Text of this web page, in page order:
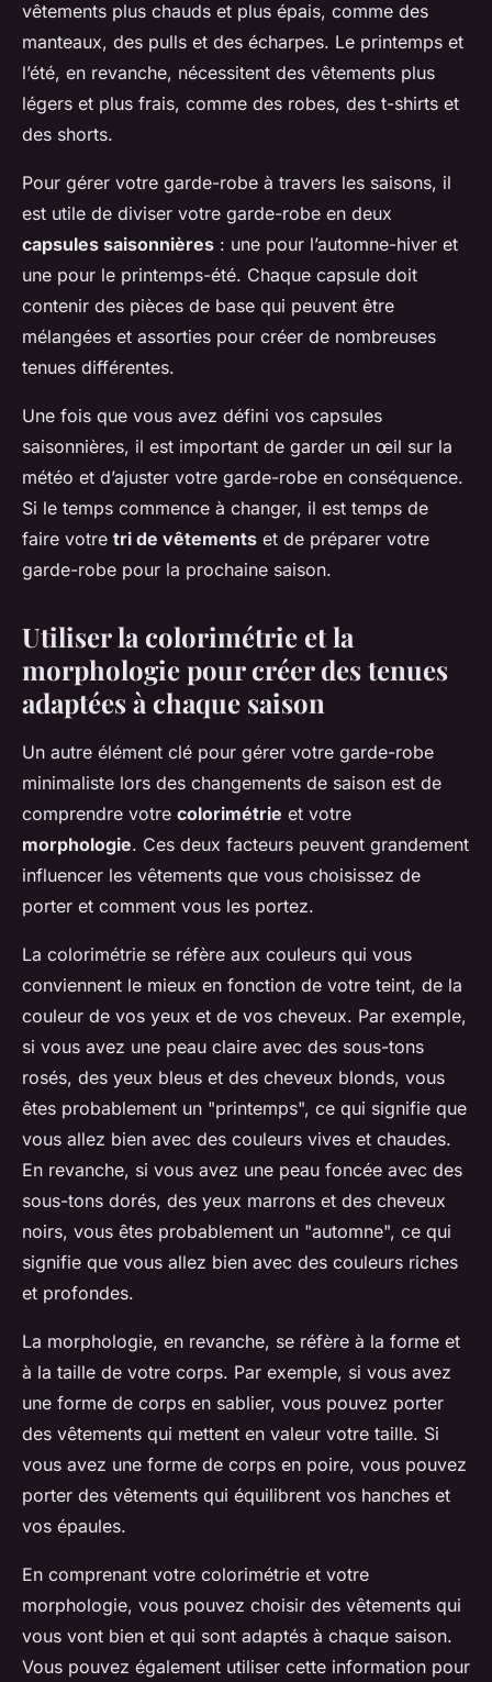
vêtements plus chauds et plus épais, comme des
manteaux, des pulls et des écharpes. Le printemps et
l’été, en revanche, nécessitent des vêtements plus
légers et plus frais, comme des robes, des t-shirts et
des shorts.
Pour gérer votre garde-robe à travers les saisons, il
est utile de diviser votre garde-robe en deux
capsules saisonnières : une pour l’automne-hiver et
une pour le printemps-été. Chaque capsule doit
contenir des pièces de base qui peuvent être
mélangées et assorties pour créer de nombreuses
tenues différentes.
Une fois que vous avez défini vos capsules
saisonnières, il est important de garder un œil sur la
météo et d’ajuster votre garde-robe en conséquence.
Si le temps commence à changer, il est temps de
faire votre tri de vêtements et de préparer votre
garde-robe pour la prochaine saison.
Utiliser la colorimétrie et la
morphologie pour créer des tenues
adaptées à chaque saison
Un autre élément clé pour gérer votre garde-robe
minimaliste lors des changements de saison est de
comprendre votre colorimétrie et votre
morphologie. Ces deux facteurs peuvent grandement
influencer les vêtements que vous choisissez de
porter et comment vous les portez.
La colorimétrie se réfère aux couleurs qui vous
conviennent le mieux en fonction de votre teint, de la
couleur de vos yeux et de vos cheveux. Par exemple,
si vous avez une peau claire avec des sous-tons
rosés, des yeux bleus et des cheveux blonds, vous
êtes probablement un "printemps", ce qui signifie que
vous allez bien avec des couleurs vives et chaudes.
En revanche, si vous avez une peau foncée avec des
sous-tons dorés, des yeux marrons et des cheveux
noirs, vous êtes probablement un "automne", ce qui
signifie que vous allez bien avec des couleurs riches
et profondes.
La morphologie, en revanche, se réfère à la forme et
à la taille de votre corps. Par exemple, si vous avez
une forme de corps en sablier, vous pouvez porter
des vêtements qui mettent en valeur votre taille. Si
vous avez une forme de corps en poire, vous pouvez
porter des vêtements qui équilibrent vos hanches et
vos épaules.
En comprenant votre colorimétrie et votre
morphologie, vous pouvez choisir des vêtements qui
vous vont bien et qui sont adaptés à chaque saison.
Vous pouvez également utiliser cette information pour